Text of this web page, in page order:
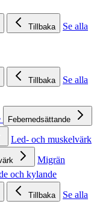
Tillbaka
Se alla
Tillbaka
Se alla
Febernedsättande
Led- och muskelvärk
Migrän
och kylande
Tillbaka
Se alla